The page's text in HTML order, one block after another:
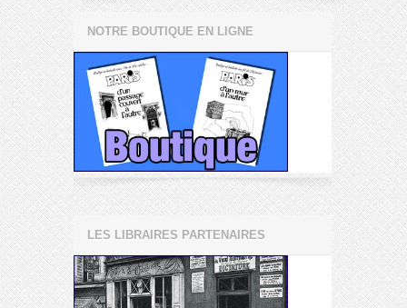
NOTRE BOUTIQUE EN LIGNE
LES LIBRAIRES PARTENAIRES